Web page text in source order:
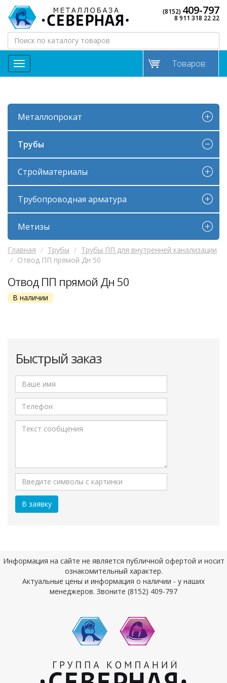
(8152) 409-797
8 911 318 22 22
МЕНЮ Товаров:
Металлопрокат
Трубы
Стройматериалы
Трубопроводная арматура
Метизы
Главная Трубы
Трубы ПП для внутренней канализации
Отвод ПП прямой Дн 50
Отвод ПП прямой Дн 50
В наличии
Быстрый заказ
Информация на сайте не является публичной офертой и носит
ознакомительный характер.
Актуальные цены и информация о наличии - у наших
менеджеров. Звоните (8152) 409-797